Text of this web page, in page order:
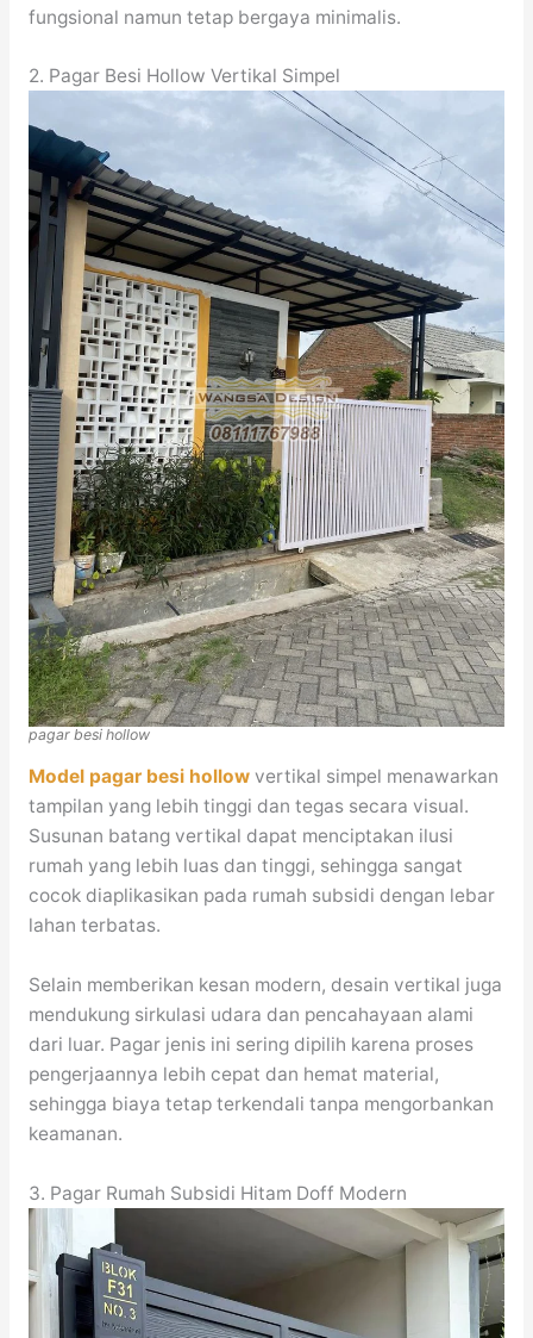
fungsional namun tetap bergaya minimalis.
2. Pagar Besi Hollow Vertikal Simpel
pagar besi hollow
Model pagar besi hollow vertikal simpel menawarkan
tampilan yang lebih tinggi dan tegas secara visual.
Susunan batang vertikal dapat menciptakan ilusi
rumah yang lebih luas dan tinggi, sehingga sangat
cocok diaplikasikan pada rumah subsidi dengan lebar
lahan terbatas.
Selain memberikan kesan modern, desain vertikal juga
mendukung sirkulasi udara dan pencahayaan alami
dari luar. Pagar jenis ini sering dipilih karena proses
pengerjaannya lebih cepat dan hemat material,
sehingga biaya tetap terkendali tanpa mengorbankan
keamanan.
3. Pagar Rumah Subsidi Hitam Doff Modern